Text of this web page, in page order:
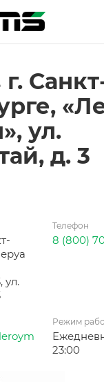
г.
ул.
д. 3
ул.
Телефон
8 (800)
Режим
23:00